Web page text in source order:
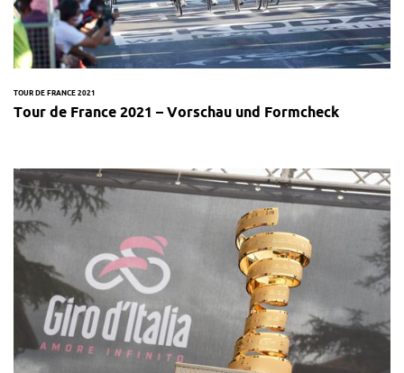
TOUR DE FRANCE 2021
Tour de France 2021 – Vorschau und Formcheck